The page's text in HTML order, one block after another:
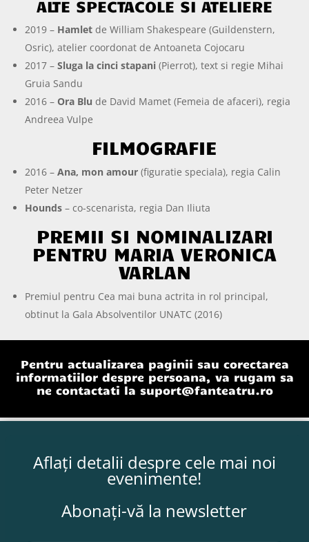
ALTE SPECTACOLE SI ATELIERE
2019 – Hamlet de William Shakespeare (Guildenstern,
Osric), atelier coordonat de Antoaneta Cojocaru
2017 –Sluga la cinci stapani (Pierrot), text si regie Mihai
Gruia Sandu
2016 – Ora Blu de David Mamet (Femeia de afaceri), regia
Andreea Vulpe
FILMOGRAFIE
2016 –Ana, mon amour (figuratie speciala), regia Calin
Peter Netzer
Hounds – co-scenarista, regia Dan Iliuta
PREMII SI NOMINALIZARI
PENTRU MARIA VERONICA
VARLAN
Premiul pentru Cea mai buna actrita in rol principal,
obtinut la Gala Absolventilor UNATC (2016)
Pentru actualizarea paginii sau corectarea
informatiilor despre persoana, va rugam sa
ne contactati la suport@fanteatru.ro
Aflați detalii despre cele mai noi
evenimente!
Abonați-vă la newsletter